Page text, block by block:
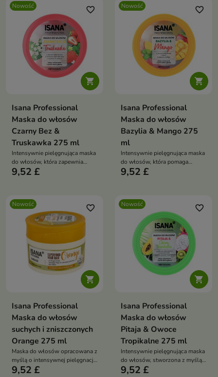
Nowość

favorite_border
Isana Professional
Maska do włosów
Czarny Bez &
Truskawka 275 ml
Intensywnie pielęgnująca maska
do włosów, która zapewnia
pasmom odpowiednią dawkę
9,52 £
Nowość

favorite_border
Isana Professional
Maska do włosów
Bazylia & Mango 275
ml
Intensywnie pielęgnująca maska
do włosów, która pomaga
przywrócić pasmom miękkość,
9,52 £
Nowość

favorite_border
Isana Professional
Maska do włosów
suchych i zniszczonych
Orange 275 ml
Maska do włosów opracowana z
myślą o intensywnej pielęgnacji
włosów suchych, zniszczonych
9,52 £
Nowość

favorite_border
Isana Professional
Maska do włosów
Pitaja & Owoce
Tropikalne 275 ml
Intensywnie pielęgnująca maska
do włosów, stworzona z myślą
o włosach suchych, matowych i
9,52 £